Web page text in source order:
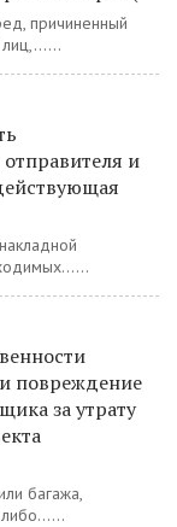
причиненный
отправителя и
повреждение
за утрату
багажа,